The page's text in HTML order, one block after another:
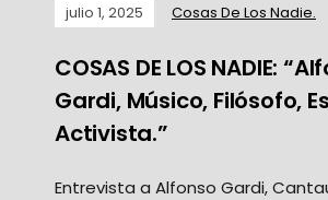
julio 1, 2025 Cosas De Los Nadie.
COSAS DE LOS NADIE:
Gardi, Músico, Filósofo,
Activista.”
Entrevista a Alfonso Gardi,